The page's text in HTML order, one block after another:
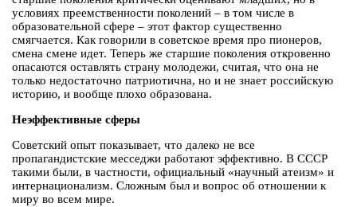
условиях преемственности поколений – в том числе в
образовательной сфере – этот фактор существенно
смягчается. Как говорили в советское время про пионеров,
смена смене идет. Теперь же старшие поколения откровенно
опасаются оставлять страну молодежи, считая, что она не
только недостаточно патриотична, но и не знает российскую
историю, и вообще плохо образована.
Неэффективные сферы
Советский опыт показывает, что далеко не все
пропагандистские месседжи работают эффективно. В СССР
такими были, в частности, официальный «научный атеизм» и
интернационализм. Сложным был и вопрос об отношении к
миру во всем мире.